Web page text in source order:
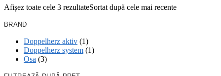
Afișez toate cele 3 rezultateSortat după cele mai recente
BRAND
Doppelherz aktiv (1)
Doppelherz system (1)
Osa (3)